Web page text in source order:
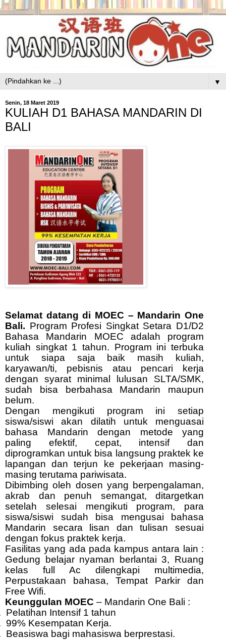
▼
Senin, 18 Maret 2019
KULIAH D1 BAHASA MANDARIN DI
BALI
Selamat datang di MOEC – Mandarin One
Bali. Program Profesi Singkat Setara D1/D2
Bahasa Mandarin MOEC adalah program
kuliah singkat 1 tahun. Program ini terbuka
untuk siapa saja baik masih kuliah,
karyawan/ti, pebisnis atau pencari kerja
dengan syarat minimal lulusan SLTA/SMK,
sudah bisa berbahasa Mandarin maupun
belum.
Dengan mengikuti program ini setiap
siswa/siswi akan dilatih untuk menguasai
bahasa Mandarin dengan metode yang
paling efektif, cepat, intensif dan
diprogramkan untuk bisa langsung praktek ke
lapangan dan terjun ke pekerjaan masing-
masing terutama pariwisata.
Dibimbing oleh dosen yang berpengalaman,
akrab dan penuh semangat, ditargetkan
setelah selesai mengikuti program, para
siswa/siswi sudah bisa mengusai bahasa
Mandarin secara lisan dan tulisan sesuai
dengan fokus praktek kerja.
Fasilitas yang ada pada kampus antara lain :
Gedung belajar nyaman berlantai 3, Ruang
kelas full Ac dilengkapi multimedia,
Perpustakaan bahasa, Tempat Parkir dan
Free Wifi.
Keunggulan MOEC – Mandarin One Bali :
Pelatihan Intensif 1 tahun
99% Kesempatan Kerja.
Beasiswa bagi mahasiswa berprestasi.